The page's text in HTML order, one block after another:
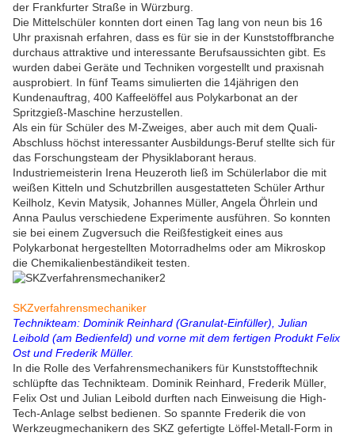
der Frankfurter Straße in Würzburg.
Die Mittelschüler konnten dort einen Tag lang von neun bis 16
Uhr praxisnah erfahren, dass es für sie in der Kunststoffbranche
durchaus attraktive und interessante Berufsaussichten gibt. Es
wurden dabei Geräte und Techniken vorgestellt und praxisnah
ausprobiert. In fünf Teams simulierten die 14jährigen den
Kundenauftrag, 400 Kaffeelöffel aus Polykarbonat an der
Spritzgieß-Maschine herzustellen.
Als ein für Schüler des M-Zweiges, aber auch mit dem Quali-
Abschluss höchst interessanter Ausbildungs-Beruf stellte sich für
das Forschungsteam der Physiklaborant heraus.
Industriemeisterin Irena Heuzeroth ließ im Schülerlabor die mit
weißen Kitteln und Schutzbrillen ausgestatteten Schüler Arthur
Keilholz, Kevin Matysik, Johannes Müller, Angela Öhrlein und
Anna Paulus verschiedene Experimente ausführen. So konnten
sie bei einem Zugversuch die Reißfestigkeit eines aus
Polykarbonat hergestellten Motorradhelms oder am Mikroskop
die Chemikalienbeständikeit testen.
SKZverfahrensmechaniker
Technikteam: Dominik Reinhard (Granulat-Einfüller), Julian
Leibold (am Bedienfeld) und vorne mit dem fertigen Produkt Felix
Ost und Frederik Müller.
In die Rolle des Verfahrensmechanikers für Kunststofftechnik
schlüpfte das Technikteam. Dominik Reinhard, Frederik Müller,
Felix Ost und Julian Leibold durften nach Einweisung die High-
Tech-Anlage selbst bedienen. So spannte Frederik die von
Werkzeugmechanikern des SKZ gefertigte Löffel-Metall-Form in